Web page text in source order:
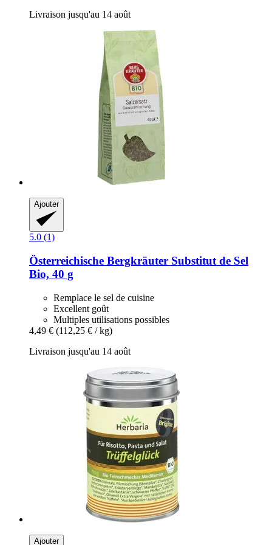
Livraison jusqu'au 14 août
Ajouter
5.0 (1)
Österreichische Bergkräuter Substitut de Sel
Bio, 40 g
Remplace le sel de cuisine
Excellent goût
Multiples utilisations possibles
4,49 € (112,25 € / kg)
Livraison jusqu'au 14 août
Ajouter